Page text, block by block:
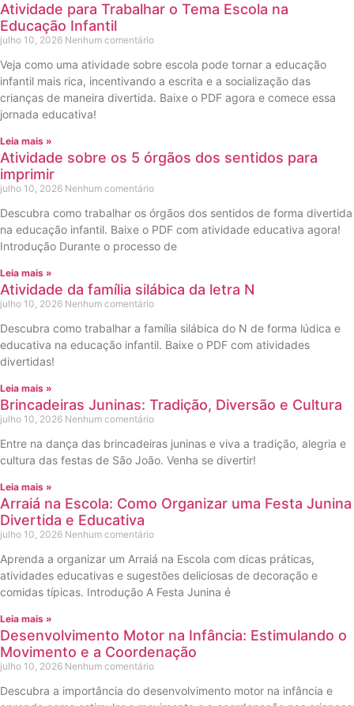
Atividade para Trabalhar o Tema Escola na
Educação Infantil
julho 10, 2026 Nenhum comentário
Veja como uma atividade sobre escola pode tornar a educação
infantil mais rica, incentivando a escrita e a socialização das
crianças de maneira divertida. Baixe o PDF agora e comece essa
jornada educativa!
Leia mais »
Atividade sobre os 5 órgãos dos sentidos para
imprimir
julho 10, 2026 Nenhum comentário
Descubra como trabalhar os órgãos dos sentidos de forma divertida
na educação infantil. Baixe o PDF com atividade educativa agora!
Introdução Durante o processo de
Leia mais »
Atividade da família silábica da letra N
julho 10, 2026 Nenhum comentário
Descubra como trabalhar a família silábica do N de forma lúdica e
educativa na educação infantil. Baixe o PDF com atividades
divertidas!
Leia mais »
Brincadeiras Juninas: Tradição, Diversão e Cultura
julho 10, 2026 Nenhum comentário
Entre na dança das brincadeiras juninas e viva a tradição, alegria e
cultura das festas de São João. Venha se divertir!
Leia mais »
Arraiá na Escola: Como Organizar uma Festa Junina
Divertida e Educativa
julho 10, 2026 Nenhum comentário
Aprenda a organizar um Arraiá na Escola com dicas práticas,
atividades educativas e sugestões deliciosas de decoração e
comidas típicas. Introdução A Festa Junina é
Leia mais »
Desenvolvimento Motor na Infância: Estimulando o
Movimento e a Coordenação
julho 10, 2026 Nenhum comentário
Descubra a importância do desenvolvimento motor na infância e